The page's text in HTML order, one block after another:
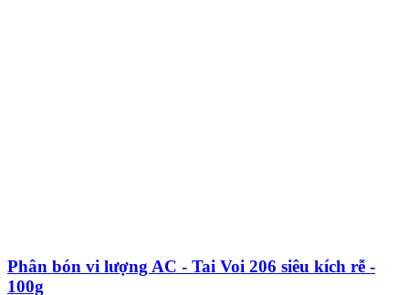
Phân bón vi lượng AC - Tai Voi 206 siêu kích rễ -
100g